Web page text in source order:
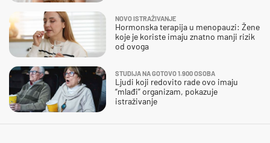
NOVO ISTRAŽIVANJE
Hormonska terapija u menopauzi: Žene
koje je koriste imaju znatno manji rizik
od ovoga
STUDIJA NA GOTOVO 1.900 OSOBA
Ljudi koji redovito rade ovo imaju
“mlađi” organizam, pokazuje
istraživanje